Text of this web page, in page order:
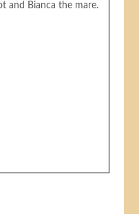
and Bianca the mare.